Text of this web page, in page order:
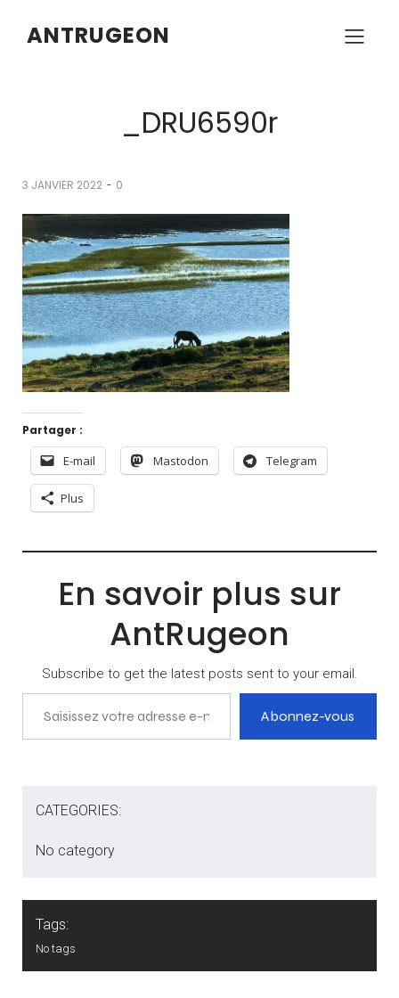
ANTRUGEON
_DRU6590r
3 JANVIER 2022 - 0
Partager :
E-mail Mastodon Telegram
Plus
En savoir plus sur
AntRugeon
Subscribe to get the latest posts sent to your email.
Saisissez votre adresse e-mail…
Abonnez-vous
CATEGORIES:
No category
Tags:
No tags